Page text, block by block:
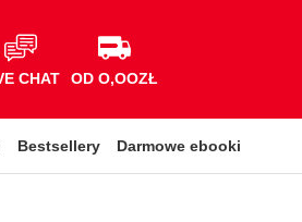
CHAT OD O,OOZŁ
Bestsellery Darmowe ebooki